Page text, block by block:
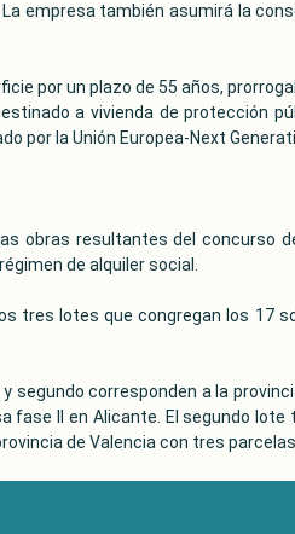
empresa también asumirá la
por un plazo de 55 años,
a vivienda de protección
por la Unión Europea-Next
obras resultantes del concurso
de alquiler social.
tres lotes que congregan los 17
corresponden a la
fase II en Alicante. El segundo
de Valencia con tres